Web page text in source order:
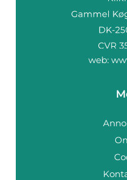
web: